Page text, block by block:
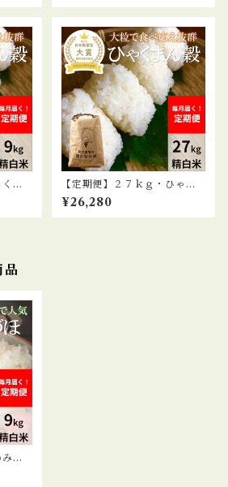
ま
【定期便】２７ｋｇ・ひゃく
まん穀 精白米
¥26,280
品
づ